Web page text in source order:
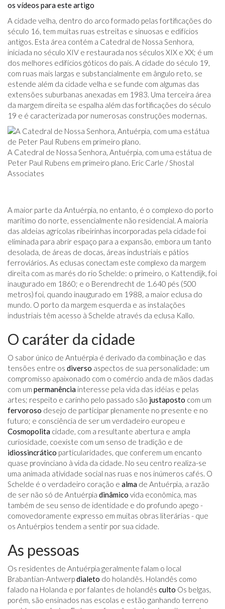
os vídeos para este artigo
A cidade velha, dentro do arco formado pelas fortificações do
século 16, tem muitas ruas estreitas e sinuosas e edifícios
antigos. Esta área contém a Catedral de Nossa Senhora,
iniciada no século XIV e restaurada nos séculos XIX e XX; é um
dos melhores edifícios góticos do país. A cidade do século 19,
com ruas mais largas e substancialmente em ângulo reto, se
estende além da cidade velha e se funde com algumas das
extensões suburbanas anexadas em 1983. Uma terceira área
da margem direita se espalha além das fortificações do século
19 e é caracterizada por numerosas construções modernas.
A Catedral de Nossa Senhora, Antuérpia, com uma estátua de
Peter Paul Rubens em primeiro plano. Eric Carle / Shostal
Associates
A maior parte da Antuérpia, no entanto, é o complexo do porto
marítimo do norte, essencialmente não residencial. A maioria
das aldeias agrícolas ribeirinhas incorporadas pela cidade foi
eliminada para abrir espaço para a expansão, embora um tanto
desolada, de áreas de docas, áreas industriais e pátios
ferroviários. As eclusas conectam este complexo da margem
direita com as marés do rio Schelde: o primeiro, o Kattendijk, foi
inaugurado em 1860; e o Berendrecht de 1.640 pés (500
metros) foi, quando inaugurado em 1988, a maior eclusa do
mundo. O porto da margem esquerda e as instalações
industriais têm acesso à Schelde através da eclusa Kallo.
O caráter da cidade
O sabor único de Antuérpia é derivado da combinação e das
tensões entre os diverso aspectos de sua personalidade: um
compromisso apaixonado com o comércio anda de mãos dadas
com um permanência interesse pela vida das idéias e pelas
artes; respeito e carinho pelo passado são justaposto com um
fervoroso desejo de participar plenamente no presente e no
futuro; e consciência de ser um verdadeiro europeu e
Cosmopolita cidade, com a resultante abertura e ampla
curiosidade, coexiste com um senso de tradição e de
idiossincrático particularidades, que conferem um encanto
quase provinciano à vida da cidade. No seu centro realiza-se
uma animada atividade social nas ruas e nos inúmeros cafés. O
Schelde é o verdadeiro coração e alma de Antuérpia, a razão
de ser não só de Antuérpia dinâmico vida econômica, mas
também de seu senso de identidade e do profundo apego -
comovedoramente expresso em muitas obras literárias - que
os Antuérpios tendem a sentir por sua cidade.
As pessoas
Os residentes de Antuérpia geralmente falam o local
Brabantian-Antwerpdialeto do holandês. Holandês como
falado na Holanda e por falantes de holandês culto Os belgas,
porém, são ensinados nas escolas e estão ganhando terreno